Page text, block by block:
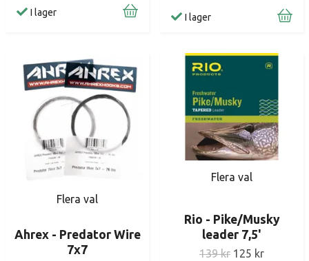
I lager I lager
Flera val
Ahrex - Predator Wire
7x7
Flera val
Rio - Pike/Musky
leader 7,5'
139 kr 125 kr